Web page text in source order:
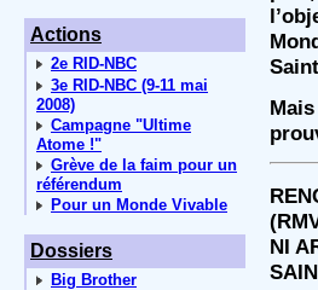
Actions
2e RID-NBC
3e RID-NBC (9-11 mai
2008)
Campagne "Ultime
Atome !"
Grève de la faim pour un
référendum
Pour un Monde Vivable
Dossiers
Big Brother
NI